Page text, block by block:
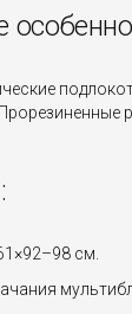
см.